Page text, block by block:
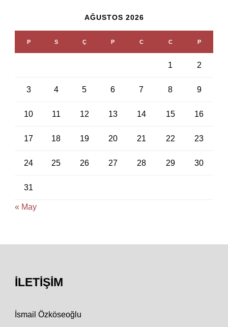
AĞUSTOS 2026
P S Ç P C C P
1 2
3 4 5 6 7 8 9
10 11 12 13 14 15 16
17 18 19 20 21 22 23
24 25 26 27 28 29 30
31
« May
İLETIŞIM
İsmail Özköseoğlu